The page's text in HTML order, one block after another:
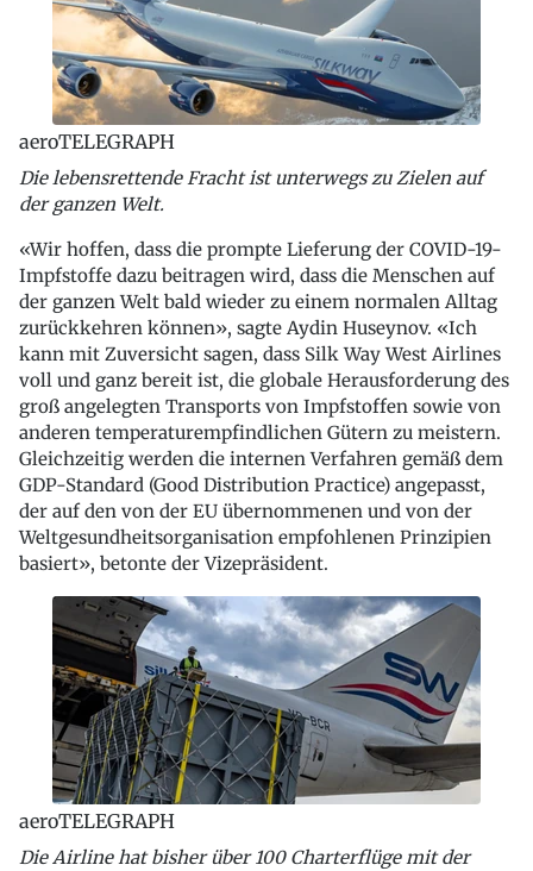
aeroTELEGRAPH
Die lebensrettende Fracht ist unterwegs zu Zielen auf
der ganzen Welt.
«Wir hoffen, dass die prompte Lieferung der COVID-19-
Impfstoffe dazu beitragen wird, dass die Menschen auf
der ganzen Welt bald wieder zu einem normalen Alltag
zurückkehren können», sagte Aydin Huseynov. «Ich
kann mit Zuversicht sagen, dass Silk Way West Airlines
voll und ganz bereit ist, die globale Herausforderung des
groß angelegten Transports von Impfstoffen sowie von
anderen temperaturempfindlichen Gütern zu meistern.
Gleichzeitig werden die internen Verfahren gemäß dem
GDP-Standard (Good Distribution Practice) angepasst,
der auf den von der EU übernommenen und von der
Weltgesundheitsorganisation empfohlenen Prinzipien
basiert», betonte der Vizepräsident.
aeroTELEGRAPH
Die Airline hat bisher über 100 Charterflüge mit der